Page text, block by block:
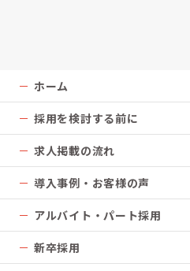
ホーム
採用を検討する前に
求人掲載の流れ
導入事例・お客様の声
アルバイト・パート採用
新卒採用